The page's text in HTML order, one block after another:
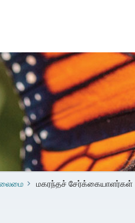
மகரந்தச் சேர்க்கையாளர்கள்